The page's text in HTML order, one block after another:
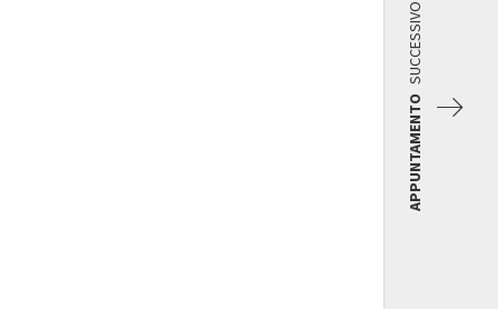
APPUNTAMENTO
SUCCESSIVO